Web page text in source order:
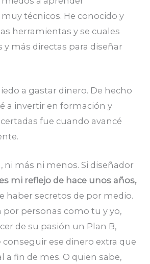
técnicos. He conocido y
herramientas y se cuales
y más directas para diseñar
a gastar dinero. De hecho
a invertir en formación y
fue cuando avancé
ni más ni menos. Si diseñador
mi reflejo de hace unos años,
haber secretos de por medio.
personas como tu y yo,
de su pasión un Plan B,
ese dinero extra que
a fin de mes. O quien sabe,